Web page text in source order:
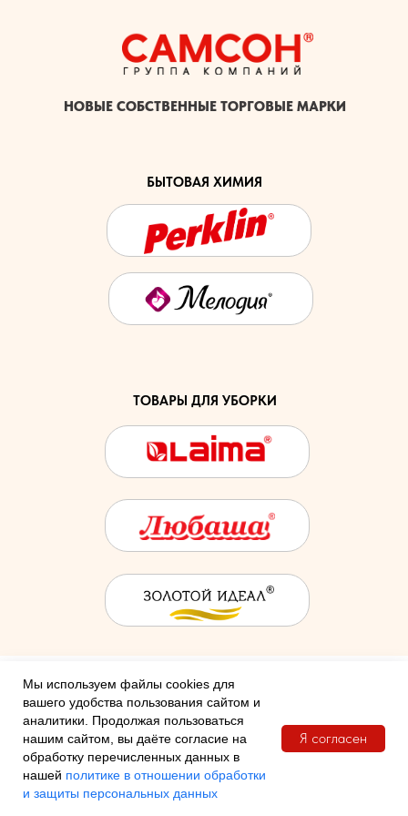
НОВЫЕ СОБСТВЕННЫЕ ТОРГОВЫЕ МАРКИ
БЫТОВАЯ ХИМИЯ
ТОВАРЫ ДЛЯ УБОРКИ
Мы используем файлы cookies для
вашего удобства пользования сайтом и
аналитики. Продолжая пользоваться
нашим сайтом, вы даёте согласие на
обработку перечисленных данных в
нашей политике в отношении обработки
и защиты персональных данных
Я согласен